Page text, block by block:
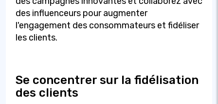
des influenceurs pour augmenter
l'engagement des consommateurs et fidéliser
les clients.
Se concentrer sur la fidélisation
des clients